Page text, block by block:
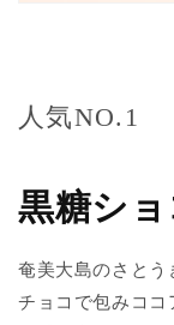
人気NO.1
黒糖ショ
奄美大島のさとう
チョコで包みココ